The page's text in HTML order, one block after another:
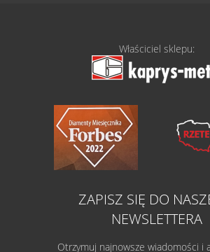
Właściciel sklepu:
ZAPISZ SIĘ DO
NEWSLETTERA
Otrzymuj najnowsze wiadomości i